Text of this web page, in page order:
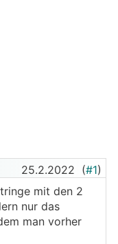
25.2.2022 (#1)
mit den 2
nur das
man vorher